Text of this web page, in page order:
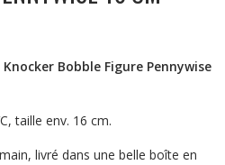
Bobble Figure Pennywise
taille env. 16 cm.
livré dans une belle boîte en